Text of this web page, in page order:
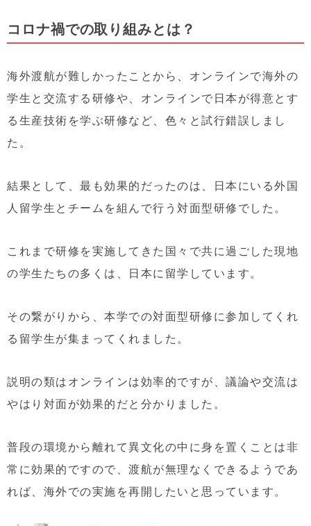
コロナ禍での取り組みとは？
海外渡航が難しかったことから、オンラインで海外の
学生と交流する研修や、オンラインで日本が得意とす
る生産技術を学ぶ研修など、色々と試行錯誤しまし
た。
結果として、最も効果的だったのは、日本にいる外国
人留学生とチームを組んで行う対面型研修でした。
これまで研修を実施してきた国々で共に過ごした現地
の学生たちの多くは、日本に留学しています。
その繋がりから、本学での対面型研修に参加してくれ
る留学生が集まってくれました。
説明の類はオンラインは効率的ですが、議論や交流は
やはり対面が効果的だと分かりました。
普段の環境から離れて異文化の中に身を置くことは非
常に効果的ですので、渡航が無理なくできるようであ
れば、海外での実施を再開したいと思っています。